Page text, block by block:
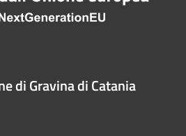
di Gravina di Catania